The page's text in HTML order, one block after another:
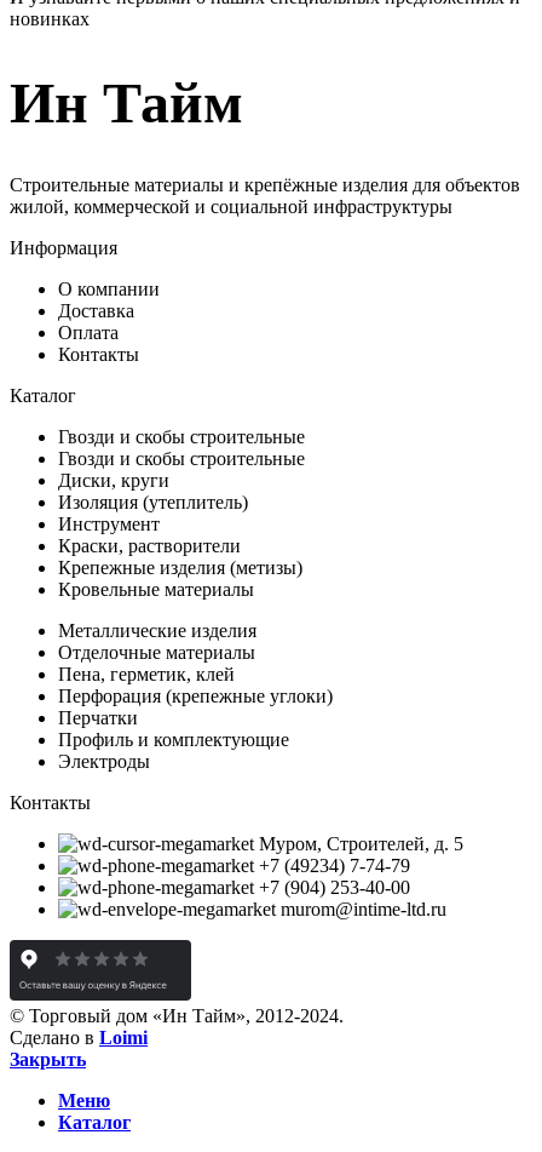
новинках
Ин Тайм
Строительные материалы и крепёжные изделия для объектов
жилой, коммерческой и социальной инфраструктуры
Информация
О компании
Доставка
Оплата
Контакты
Каталог
Гвозди и скобы строительные
Гвозди и скобы строительные
Диски, круги
Изоляция (утеплитель)
Инструмент
Краски, растворители
Крепежные изделия (метизы)
Кровельные материалы
Металлические изделия
Отделочные материалы
Пена, герметик, клей
Перфорация (крепежные углоки)
Перчатки
Профиль и комплектующие
Электроды
Контакты
Муром, Строителей, д. 5
+7 (49234) 7-74-79
+7 (904) 253-40-00
murom@intime-ltd.ru
© Торговый дом «Ин Тайм», 2012-2024.
Сделано в Loimi
Закрыть
Меню
Каталог